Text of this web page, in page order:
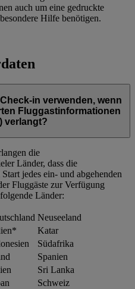
auch um eine gedruckte
Hilfe benötigen.
in verwenden, wenn
Fluggastinformationen
verlangt?
die
Länder, dass die
jedes ein- und abgehenden
Fluggäste zur Verfügung
Länder:
Neuseeland
Katar
Südafrika
Spanien
Sri Lanka
Schweiz